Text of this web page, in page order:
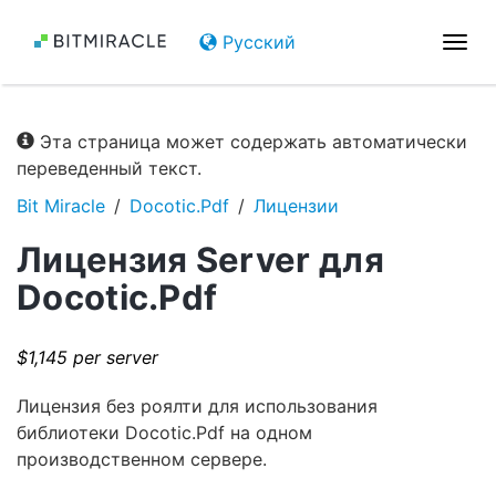
Русский
Эта страница может содержать автоматически
переведенный текст.
Bit Miracle
Docotic.Pdf Лицензии
Лицензия Server для
Docotic.Pdf
$1,145 per server
Лицензия без роялти для использования
библиотеки Docotic.Pdf на одном
производственном сервере.